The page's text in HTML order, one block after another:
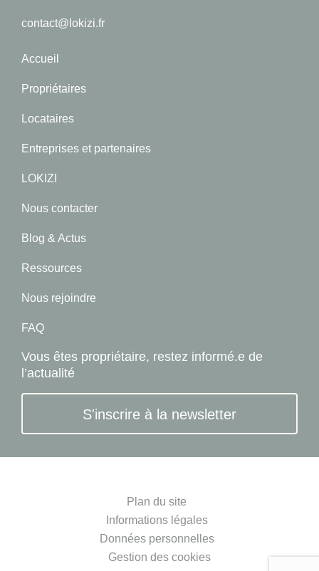
contact@lokizi.fr
Accueil
Propriétaires
Locataires
Entreprises et partenaires
LOKIZI
Nous contacter
Blog & Actus
Ressources
Nous rejoindre
FAQ
Vous êtes propriétaire, restez informé.e de
l’actualité
S'inscrire à la newsletter
Plan du site
Informations légales
Données personnelles
Gestion des cookies